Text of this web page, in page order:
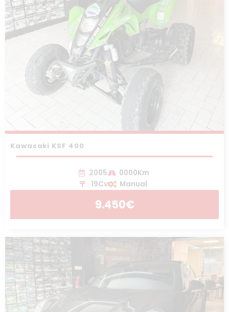
Kawasaki KSF 400
2005
0000Km
19Cv
Manual
9.450€